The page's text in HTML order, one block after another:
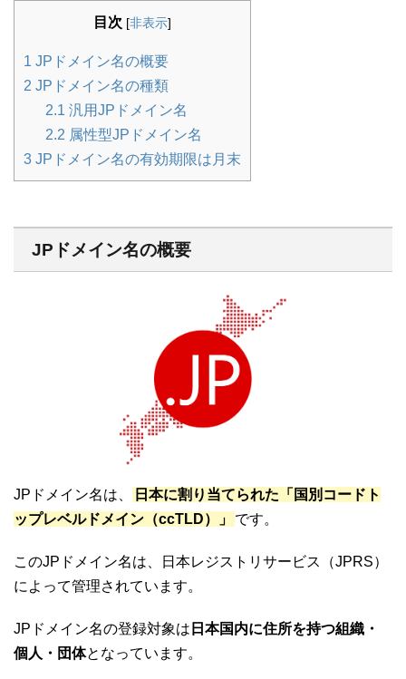
目次 [非表示]
1 JPドメイン名の概要
2 JPドメイン名の種類
2.1 汎用JPドメイン名
2.2 属性型JPドメイン名
3 JPドメイン名の有効期限は月末
JPドメイン名の概要
JPドメイン名は、
日本に割り当てられた「国別コードト
ップレベルドメイン（ccTLD）」
です。
このJPドメイン名は、日本レジストリサービス（JPRS）
によって管理されています。
JPドメイン名の登録対象は 日本国内に住所を持つ組織・
個人・団体となっています。